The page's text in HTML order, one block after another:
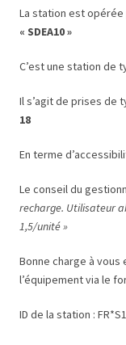
La station est opérée
« SDEA10 »
C’est une station de
Il s’agit de prises de
18
En terme
Le conseil du
recharge. Utilisateur
1,5/unité »
Bonne charge à vous
l’équipement via le
ID de la station :